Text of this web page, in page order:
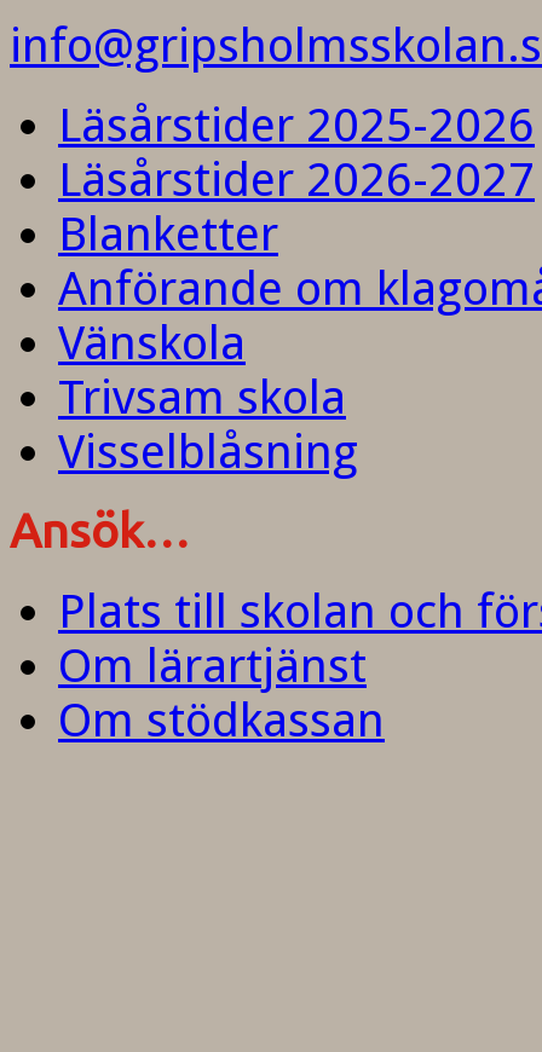
Läsårstider 2025-2026
Läsårstider 2026-2027
Blanketter
Anförande om
Vänskola
Trivsam skola
Visselblåsning
Ansök…
Plats till skolan och
Om lärartjänst
Om stödkassan